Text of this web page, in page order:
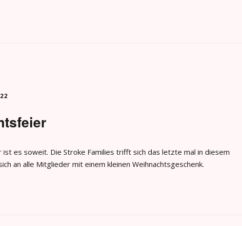
ist es soweit. Die Stroke Families trifft sich das letzte mal in diesem
an alle Mitglieder mit einem kleinen Weihnachtsgeschenk.